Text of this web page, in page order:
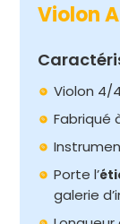
Violon
Violon 4/4
Fabriqué
Porte l’
galerie